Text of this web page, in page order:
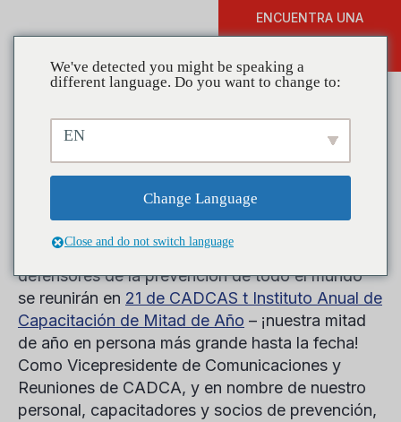
ENCUENTRA UNA
¡La mitad de año ya casi
está aquí!
En solo unos pocos días, los líderes, socios y
defensores de la prevención de todo el mundo
se reunirán en 21 de CADCAS t Instituto Anual de
Capacitación de Mitad de Año – ¡nuestra mitad
de año en persona más grande hasta la fecha!
Como Vicepresidente de Comunicaciones y
Reuniones de CADCA, y en nombre de nuestro
personal, capacitadores y socios de prevención,
We've detected you might be speaking a
different language. Do you want to change to:
EN
Change Language
Close and do not switch language